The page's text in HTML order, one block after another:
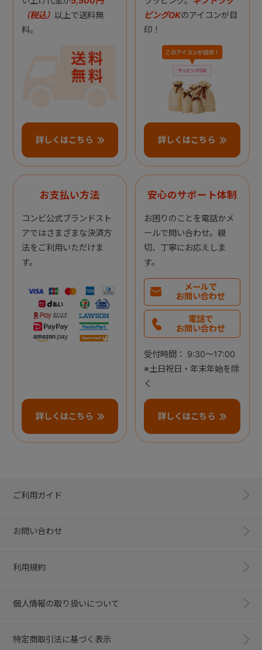
（税込） 以上で送料無
料。
詳しくはこちら
ピングOKのアイコンが目
印！
詳しくはこちら
お支払い方法
コンビ公式ブランドスト
アではさまざまな決済方
法をご利用いただけま
す。
詳しくはこちら
安心のサポート体制
お困りのことを電話かメ
ールで問い合わせ。親
切、丁寧にお応えしま
す。
メールで
お問い合わせ
電話で
お問い合わせ
受付時間： 9:30～17:00
※土日祝日・年末年始を除
く
詳しくはこちら
ご利用ガイド
お問い合わせ
利用規約
個人情報の取り扱いについて
特定商取引法に基づく表示